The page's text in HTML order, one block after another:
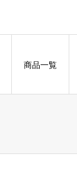
商品一覧